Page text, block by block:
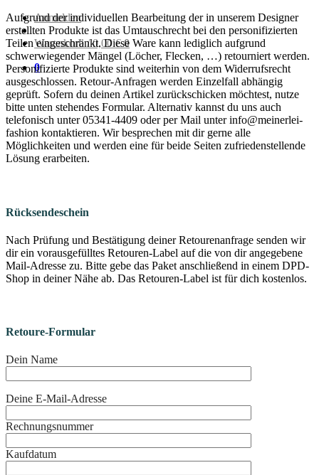
Anmelden
Warenkorb /0,00€ 0
0
Aufgrund der individuellen Bearbeitung der in unserem Designer
erstellten Produkte ist das Umtauschrecht bei den personifizierten
Teilen eingeschränkt. Diese Ware kann lediglich aufgrund
schwerwiegender Mängel (Löcher, Flecken, …) retourniert werden.
Personifizierte Produkte sind weiterhin von dem Widerrufsrecht
ausgeschlossen. Retour-Anfragen werden Einzelfall abhängig
geprüft. Sofern du deinen Artikel zurückschicken möchtest, nutze
bitte unten stehendes Formular. Alternativ kannst du uns auch
telefonisch unter 05341-4409 oder per Mail unter info@meinerlei-
fashion kontaktieren. Wir besprechen mit dir gerne alle
Möglichkeiten und werden eine für beide Seiten zufriedenstellende
Lösung erarbeiten.
Rücksendeschein
Nach Prüfung und Bestätigung deiner Retourenanfrage senden wir
dir ein vorausgefülltes Retouren-Label auf die von dir angegebene
Mail-Adresse zu. Bitte gebe das Paket anschließend in einem DPD-
Shop in deiner Nähe ab. Das Retouren-Label ist für dich kostenlos.
Retoure-Formular
Dein Name
Deine E-Mail-Adresse
Rechnungsnummer
Kaufdatum